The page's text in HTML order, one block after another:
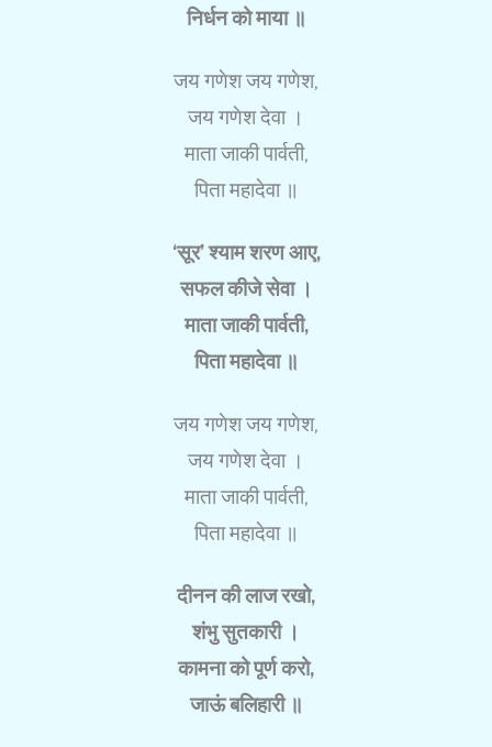
निर्धन को माया ॥
जय गणेश जय गणेश,
जय गणेश देवा ।
माता जाकी पार्वती,
पिता महादेवा ॥
‘सूर’ श्याम शरण आए,
सफल कीजे सेवा ।
माता जाकी पार्वती,
पिता महादेवा ॥
जय गणेश जय गणेश,
जय गणेश देवा ।
माता जाकी पार्वती,
पिता महादेवा ॥
दीनन की लाज रखो,
शंभु सुतकारी ।
कामना को पूर्ण करो,
जाऊं बलिहारी ॥